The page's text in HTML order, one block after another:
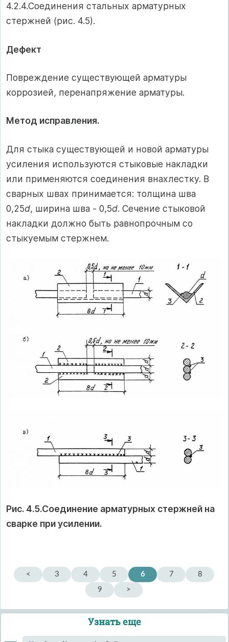
4.2.4.Соединения стальных арматурных
стержней (рис. 4.5).
Дефект
Повреждение существующей арматуры
коррозией, перенапряжение арматуры.
Метод исправления.
Для стыка существующей и новой арматуры
усиления используются стыковые накладки
или применяются соединения внахлестку. В
сварных швах принимается: толщина шва
0,25d, ширина шва - 0,5d. Сечение стыковой
накладки должно быть равнопрочным со
стыкуемым стержнем.
Рис. 4.5.Соединение арматурных стержней на
сварке при усилении.
< 3 4 5 6 7
8
9
>
Узнать еще